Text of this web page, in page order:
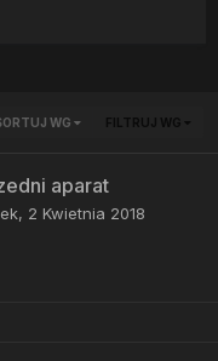
WG FILTRUJ WG
aparat
, 2 Kwietnia 2018